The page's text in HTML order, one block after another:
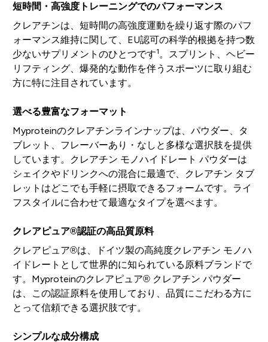
短時間・高強度トレーニングでのパフォーマンス
クレアチンは、短時間の高強度運動を繰り返す際のパフ
ォーマンス維持に関して、EU認可の科学的根拠を持つ数
少ないサプリメントのひとつです1 。スプリント、ヘビー
リフティング、爆発的な動作を伴うスポーツに取り組む
方に特に注目されています。
選べる豊富なフォーマット
Myproteinのクレアチンラインナップは、パウダー、タ
ブレット、フレーバーあり・なしと多様な選択肢を提供
しています。クレアチン モノハイドレート パウダーは
シェイクやドリンクへの混合に最適で、クレアチン タブ
レットはどこでも手軽に摂取できるフォームです。ライ
フスタイルに合わせて最適なタイプを選べます。
クレアピュア®認証の高品質原料
クレアピュア®は、ドイツ製の高純度クレアチン モノハ
イドレートとして世界的に知られている原料ブランドで
す。Myproteinのクレアピュア® クレアチン パウダー
は、この認証原料を使用しており、品質にこだわる方に
とって信頼できる選択肢です。
シンプルな成分構成